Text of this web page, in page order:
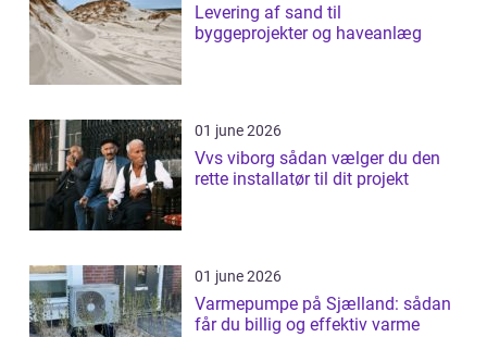
Levering af sand til
byggeprojekter og haveanlæg
01 june 2026
Vvs viborg sådan vælger du den
rette installatør til dit projekt
01 june 2026
Varmepumpe på Sjælland: sådan
får du billig og effektiv varme